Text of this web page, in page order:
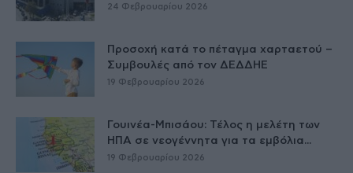
24 Φεβρουαρίου 2026
Προσοχή κατά το πέταγμα χαρταετού –
Συμβουλές από τον ΔΕΔΔΗΕ
19 Φεβρουαρίου 2026
Γουινέα-Μπισάου: Τέλος η μελέτη των
ΗΠΑ σε νεογέννητα για τα εμβόλια...
19 Φεβρουαρίου 2026